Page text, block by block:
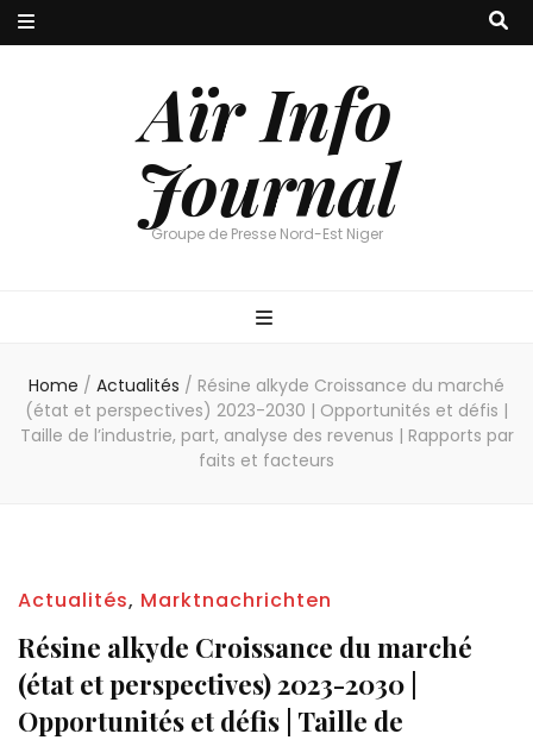
Aïr Info
Journal
Groupe de Presse Nord-Est Niger
Home / Actualités / Résine alkyde Croissance du marché
(état et perspectives) 2023-2030 | Opportunités et défis |
Taille de l’industrie, part, analyse des revenus | Rapports par
faits et facteurs
Actualités, Marktnachrichten
Résine alkyde Croissance du marché
(état et perspectives) 2023-2030 |
Opportunités et défis | Taille de